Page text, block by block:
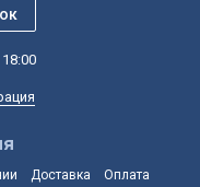
Доставка
Оплата